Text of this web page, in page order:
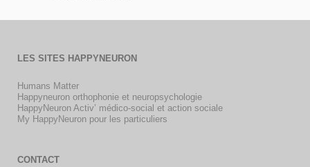
LES SITES HAPPYNEURON
Humans Matter
Happyneuron orthophonie et neuropsychologie
HappyNeuron Activ’ médico-social et action sociale
My HappyNeuron pour les particuliers
CONTACT